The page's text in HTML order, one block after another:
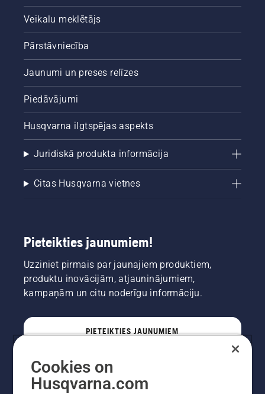
Veikalu meklētājs
Pārstāvniecība
Jaunumi un preses relīzes
Piedāvājumi
Husqvarna ilgtspējas aspekts
Juridiskā produkta informācija
Citas Husqvarna vietnes
Pieteikties jaunumiem!
Uzziniet pirmais par jaunajiem produktiem,
produktu inovācijām, atjauninājumiem,
kampaņām un citu noderīgu informāciju.
PIETEIKTIES JAUNUMIEM
Cookies on
Husqvarna.com